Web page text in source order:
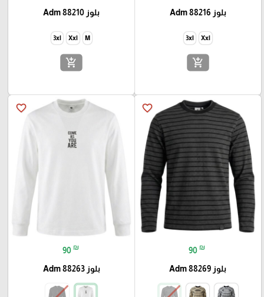
بلوز Adm 88216
Xxl
3xl
add_shopping_cart
بلوز Adm 88210
M
Xxl
3xl
add_shopping_cart
favorite_border
90 ₪
بلوز Adm 88269
favorite_border
90 ₪
بلوز Adm 88263